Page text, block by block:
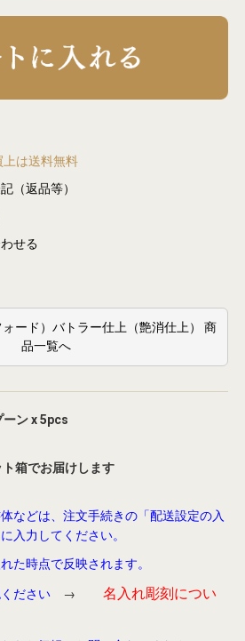
上は送料無料
（返品等）
せる
ォード）バトラー仕上（艶消仕上） 商
品一覧へ
ーン x 5pcs
箱でお届けします
などは、注文手続きの「配送設定の入
入力してください。
た時点で反映されます。
ださい →名入れ彫刻につい